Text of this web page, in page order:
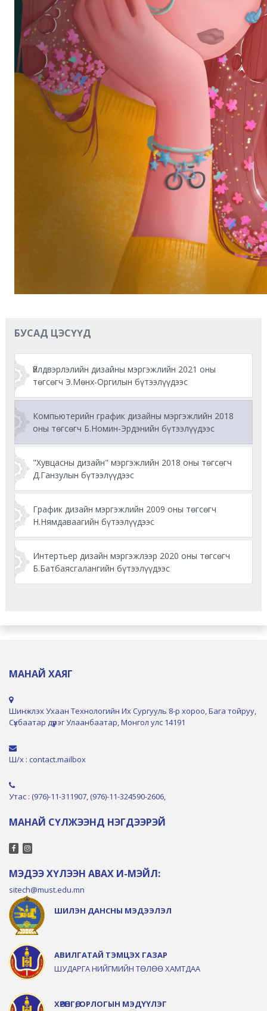
БУСАД ЦЭСҮҮД
Үйлдвэрлэлийн дизайны мэргэжлийн 2021 оны
төгсөгч Э.Мөнх-Оргилын бүтээлүүдээс
Компьютерийн график дизайны мэргэжлийн 2018
оны төгсөгч Б.Номин-Эрдэнийн бүтээлүүдээс
"Хувцасны дизайн" мэргэжлийн 2018 оны төгсөгч
Д.Ганзулын бүтээлүүдээс
График дизайн мэргэжлийн 2009 оны төгсөгч
Н.Нямдаваагийн бүтээлүүдээс
Интертьер дизайн мэргэжлээр 2020 оны төгсөгч
Б.Батбаясгалангийн бүтээлүүдээс
МАНАЙ ХАЯГ
Шинжлэх Ухаан Технологийн Их Сургууль 8-р хороо, Бага тойруу,
Сүхбаатар дүүрэг Улаанбаатар, Монгол улс 14191
Ш/х : contact.mailbox
Утас : (976)-11-311907, (976)-11-324590-2606,
МАНАЙ СҮЛЖЭЭНД НЭГДЭЭРЭЙ
МЭДЭЭ ХҮЛЭЭН АВАХ И-МЭЙЛ:
sitech@must.edu.mn
ШИЛЭН ДАНСНЫ МЭДЭЭЛЭЛ
АВИЛГАТАЙ ТЭМЦЭХ ГАЗАР
ШУДАРГА НИЙГМИЙН ТӨЛӨӨ ХАМТДАА
ХӨРӨНГӨ, ОРЛОГЫН МЭДҮҮЛЭГ